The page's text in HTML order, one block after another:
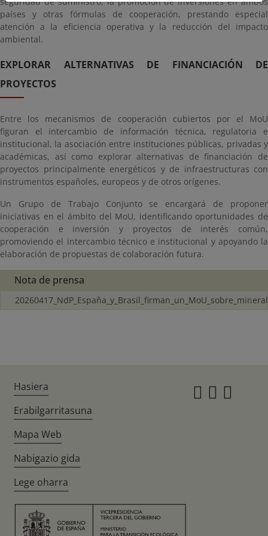
países y otras fórmulas de cooperación, prestando especial
atención a la eficiencia operativa y la reducción del impacto
ambiental.
EXPLORAR ALTERNATIVAS DE FINANCIACIÓN DE
PROYECTOS
Entre los mecanismos de cooperación cubiertos por el MoU
figuran el intercambio de información técnica, regulatoria e
institucional, la asociación entre instituciones públicas, privadas y
académicas, así como explorar alternativas de financiación de
proyectos principalmente energéticos y de infraestructuras con
instrumentos españoles, europeos y de otros orígenes.
Un Grupo de Trabajo Conjunto se encargará de proponer
iniciativas en el ámbito del MoU, identificando oportunidades de
cooperación e inversión y proyectos de interés común,
promoviendo el intercambio técnico e institucional y apoyando la
elaboración de propuestas de colaboración futura.
Nota de prensa
Hasiera
Erabilgarritasuna
Mapa Web
Nabigazio gida
Lege oharra